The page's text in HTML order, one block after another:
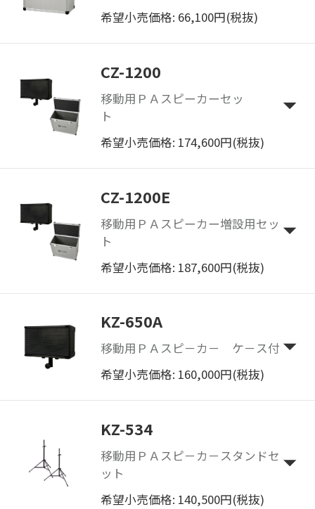
希望小売価格: 66,100円(税抜)
CZ-1200
移動用ＰＡスピーカーセッ
ト
希望小売価格: 174,600円(税抜)
CZ-1200E
移動用ＰＡスピーカー増設用セッ
ト
希望小売価格: 187,600円(税抜)
KZ-650A
移動用ＰＡスピ－カ－ ケ－ス付
希望小売価格: 160,000円(税抜)
KZ-534
移動用ＰＡスピ－カ－スタンドセ
ット
希望小売価格: 140,500円(税抜)